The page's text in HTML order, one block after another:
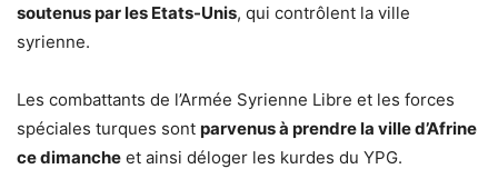
soutenus par les Etats-Unis, qui contrôlent la ville
syrienne.
Les combattants de l’Armée Syrienne Libre et les forces
spéciales turques sont parvenus à prendre la ville d’Afrine
ce dimanche et ainsi déloger les kurdes du YPG.